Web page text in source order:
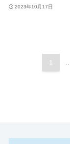
2023年10月17日
1